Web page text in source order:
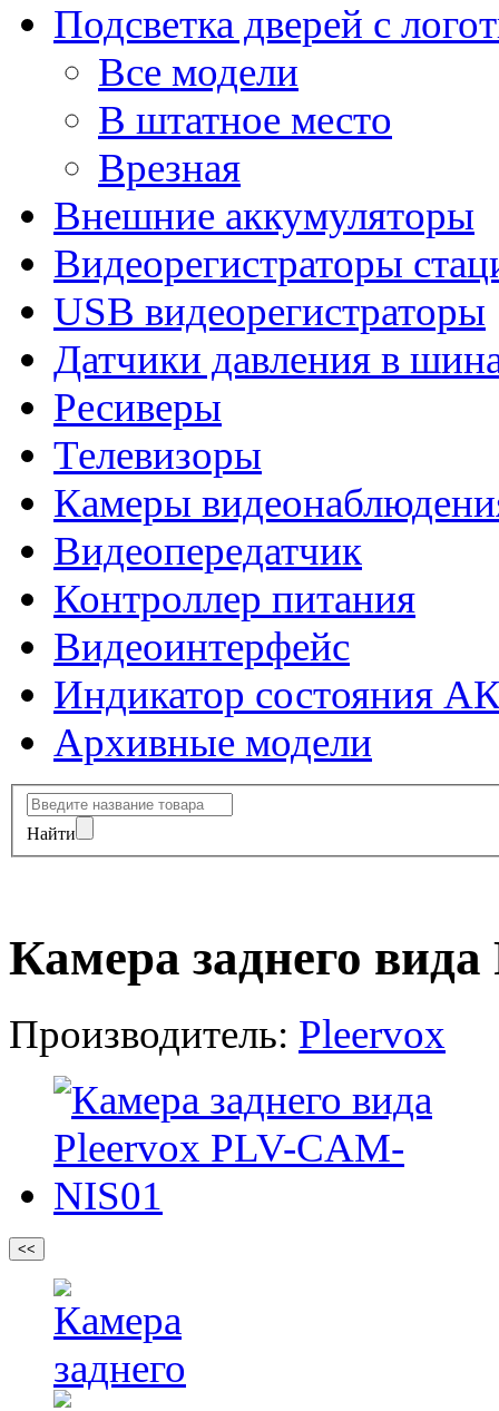
Подсветка дверей с
Все модели
В штатное место
Врезная
Внешние аккумуляторы
Видеорегистраторы
USB видеорегистраторы
Датчики давления в
Ресиверы
Телевизоры
Камеры
Видеопередатчик
Контроллер питания
Видеоинтерфейс
Индикатор состояния
Архивные модели
Найти
Камера заднего
Производитель: Pleervox
<<